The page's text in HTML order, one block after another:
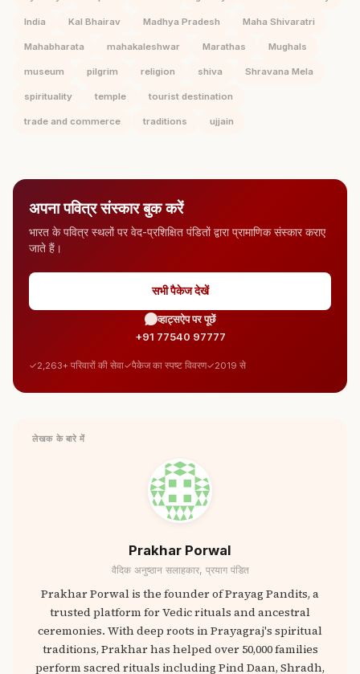
India Kal Bhairav Madhya Pradesh Maha Shivaratri
Mahabharata mahakaleshwar Marathas Mughals
museum pilgrim religion shiva Shravana Mela
spirituality temple tourist destination
trade and commerce traditions ujjain
अपना पवित्र संस्कार बुक करें
भारत के पवित्र स्थलों पर वेद-प्रशिक्षित पंडितों द्वारा प्रामाणिक संस्कार कराए
जाते हैं।
सभी पैकेज देखें
व्हाट्सऐप पर पूछें
+91 77540 97777
2,263+ परिवारों की सेवा पैकेज का स्पष्ट विवरण 2019 से
लेखक के बारे में
Prakhar Porwal
वैदिक अनुष्ठान सलाहकार, प्रयाग पंडित
Prakhar Porwal is the founder of Prayag Pandits, a
trusted platform for Vedic rituals and ancestral
ceremonies. With deep roots in Prayagraj's spiritual
traditions, Prakhar has helped over 50,000 families
perform sacred rituals including Pind Daan, Shradh,